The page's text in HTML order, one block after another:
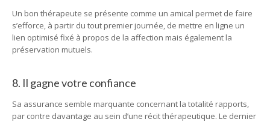
Un bon thérapeute se présente comme un amical permet de faire
s’efforce, à partir du tout premier journée, de mettre en ligne un
lien optimisé fixé à propos de la affection mais également la
préservation mutuels.
8. Il gagne votre confiance
Sa assurance semble marquante concernant la totalité rapports,
par contre davantage au sein d’une récit thérapeutique. Le dernier